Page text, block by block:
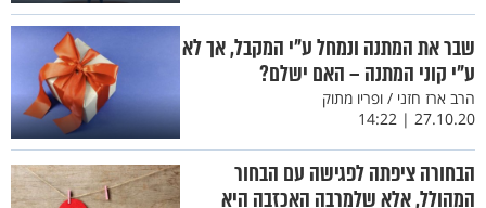
שבר את המתנה ונמחל ע"י המקבל, אך לא
ע"י קוני המתנה – האם ישלם?
הרב ארז חזני / ופריו מתוק
27.10.20 | 14:22
הבחורה ציפתה לפגישה עם הבחור
המהולל, אלא שלמרבה האכזבה היא